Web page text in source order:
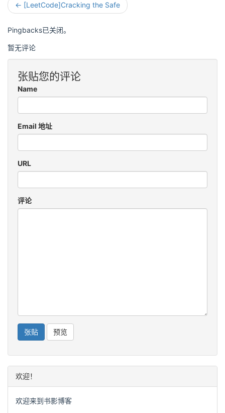
← [LeetCode]Cracking the Safe
Pingbacks已关闭。
暂无评论
张贴您的评论
Name
Email 地址
URL
评论
欢迎！
欢迎来到书影博客